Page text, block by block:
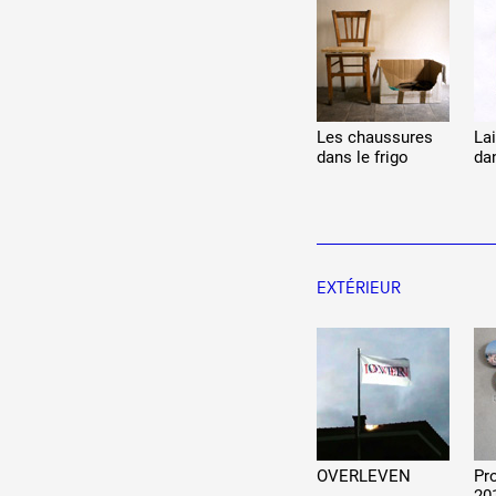
Les chaussures
dans le frigo
EXTÉRIEUR
OVERLEVEN